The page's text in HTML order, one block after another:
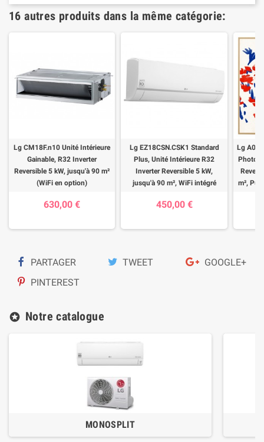
16 autres produits dans la même catégorie:
Lg CM18F.n10 Unité Intérieure
Gainable, R32 Inverter
Reversible 5 kW, jusqu'à 90 m²
(WiFi en option)
630,00 €
Lg EZ18CSN.CSK1 Standard
Plus, Unité Intérieure R32
Inverter Reversible 5 kW,
jusqu'à 90 m², WiFi intégré
450,00 €
Lg
Photo,
m²,
PARTAGER TWEET
GOOGLE+
PINTEREST
stars Notre catalogue
MONOSPLIT